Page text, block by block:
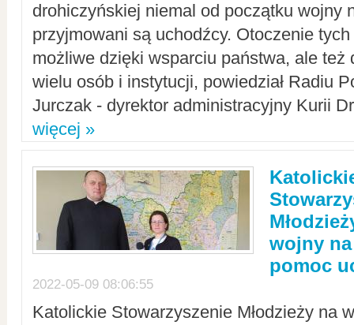
drohiczyńskiej niemal od początku wojny
przyjmowani są uchodźcy. Otoczenie
możliwe dzięki wsparciu państwa, ale też
wielu osób i instytucji, powiedział Radiu
Jurczak - dyrektor administracyjny Kurii
więcej »
wojny
pomoc
2022-05-09 08:06:55
Katolickie Stowarzyszenie Młodzieży na